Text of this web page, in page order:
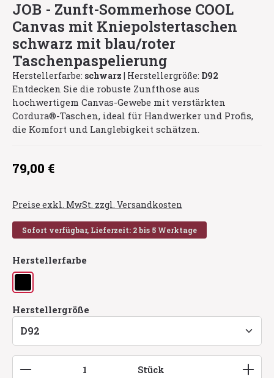
JOB - Zunft-Sommerhose COOL
Canvas mit Kniepolstertaschen
schwarz mit blau/roter
Taschenpaspelierung
Herstellerfarbe: schwarz | Herstellergröße: D92
Entdecken Sie die robuste Zunfthose aus
hochwertigem Canvas-Gewebe mit verstärkten
Cordura®-Taschen, ideal für Handwerker und Profis,
die Komfort und Langlebigkeit schätzen.
Regulärer Preis:
79,00 €
Preise exkl. MwSt. zzgl. Versandkosten
Sofort verfügbar, Lieferzeit: 2 bis 5 Werktage
Herstellerfarbe
schwarz
Herstellergröße
Produkt Anzahl: Gib den gewünschten Wert
Stück